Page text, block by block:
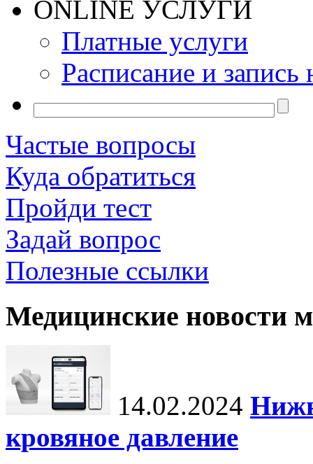
ONLINE УСЛУГИ
Платные услуги
Расписание и запись
Частые вопросы
Куда обратиться
Пройди тест
Задай вопрос
Полезные ссылки
Медицинские новости
14.02.2024
кровяное давление